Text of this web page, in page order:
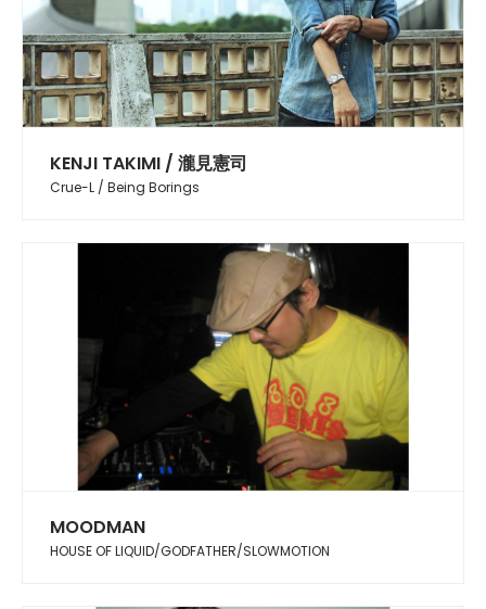
KENJI TAKIMI / 瀧見憲司
Crue-L / Being Borings
MOODMAN
HOUSE OF LIQUID/GODFATHER/SLOWMOTION